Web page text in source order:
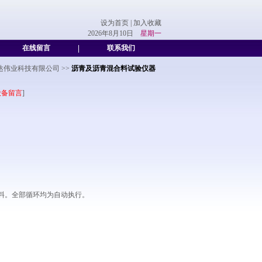
设为首页
加入收藏
2026年8月10日 星期一
在线留言 联系我们
伟业科技有限公司 >> 沥青及沥青混合料试验仪器
留言]
全部循环均为自动执行。